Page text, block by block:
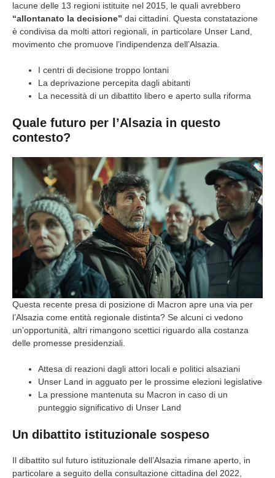
lacune delle 13 regioni istituite nel 2015, le quali avrebbero
“allontanato la decisione” dai cittadini. Questa constatazione
è condivisa da molti attori regionali, in particolare Unser Land,
movimento che promuove l’indipendenza dell’Alsazia.
I centri di decisione troppo lontani
La deprivazione percepita dagli abitanti
La necessità di un dibattito libero e aperto sulla riforma
Quale futuro per l’Alsazia in questo
contesto?
Questa recente presa di posizione di Macron apre una via per
l’Alsazia come entità regionale distinta? Se alcuni ci vedono
un’opportunità, altri rimangono scettici riguardo alla costanza
delle promesse presidenziali.
Attesa di reazioni dagli attori locali e politici alsaziani
Unser Land in agguato per le prossime elezioni legislative
La pressione mantenuta su Macron in caso di un
punteggio significativo di Unser Land
Un dibattito istituzionale sospeso
Il dibattito sul futuro istituzionale dell’Alsazia rimane aperto, in
particolare a seguito della consultazione cittadina del 2022,